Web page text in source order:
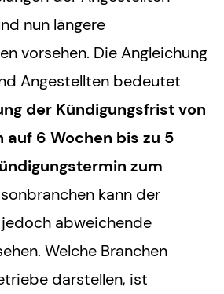
nun längere
vorsehen. Die Angleichung
Angestellten bedeutet
der Kündigungsfrist von
auf 6 Wochen bis zu 5
zum
kann der
abweichende
Welche Branchen
darstellen, ist